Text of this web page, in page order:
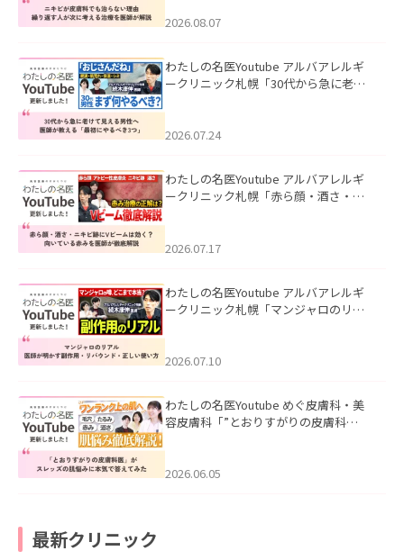
ました。
2026.08.07
わたしの名医Youtube アルバアレルギ
ークリニック札幌「30代から急に老け
た。
2026.07.24
わたしの名医Youtube アルバアレルギ
ークリニック札幌「赤ら顔・酒さ・ニ
した。
2026.07.17
わたしの名医Youtube アルバアレルギ
ークリニック札幌「マンジャロのリア
た。
2026.07.10
わたしの名医Youtube めぐ皮膚科・美
容皮膚科「”とおりすがりの皮膚科
2026.06.05
最新クリニック